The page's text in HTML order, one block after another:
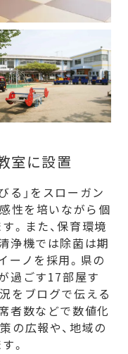
室に設置
る」をスローガン
性を培いながら個
。また、保育環境
浄機では除菌は期
ーノを採用。県の
過ごす17部屋す
をブログで伝える
者数などで数値化
の広報や、地域の
。